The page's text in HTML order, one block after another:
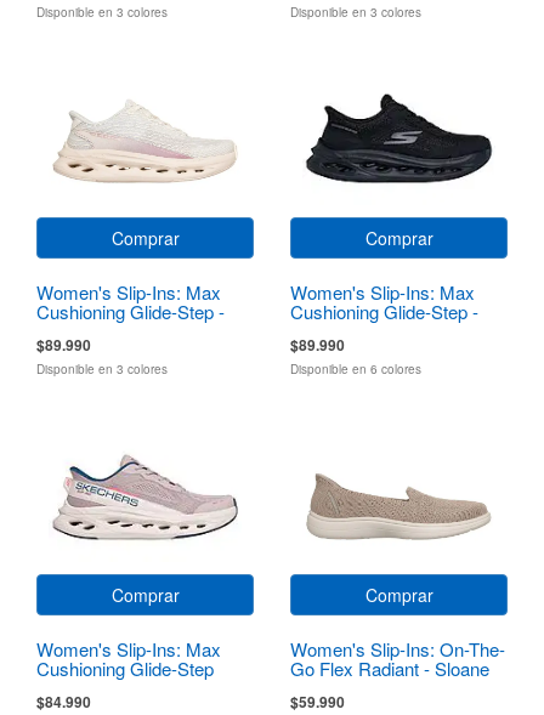
Disponible en 3 colores Disponible en 3 colores
Comprar
Women's Slip-Ins: Max
Cushioning Glide-Step -
$89.990
Disponible en 3 colores
Comprar
Women's Slip-Ins: Max
Cushioning Glide-Step -
$89.990
Disponible en 6 colores
Comprar
Women's Slip-Ins: Max
Cushioning Glide-Step
$84.990
Comprar
Women's Slip-Ins: On-The-
Go Flex Radiant - Sloane
$59.990